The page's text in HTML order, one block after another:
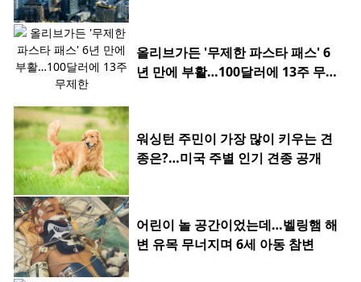
올리브가든 '무제한 파스타 패스' 6
년 만에 부활…100달러에 13주 무제
워싱턴 주민이 가장 많이 키우는 견
종은?…미국 주별 인기 견종 공개
어린이 놀 공간이었는데…벨링햄 해
변 유목 무너지며 6세 아동 참변